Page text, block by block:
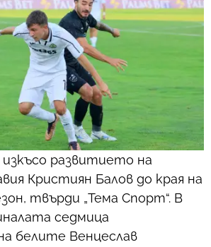
развитието на
Кристиян Балов до края на
твърди „Тема Спорт“. В
седмица
белите Венцеслав